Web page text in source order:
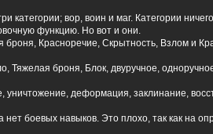
категории; вор, воин и маг. Категории
функцию. Но вот и они.
броня, Красноречие, Скрытность, Взлом и
Тяжелая броня, Блок, двуручное,
уничтожение, деформация, заклинание,
нет боевых навыков. Это плохо, так как на